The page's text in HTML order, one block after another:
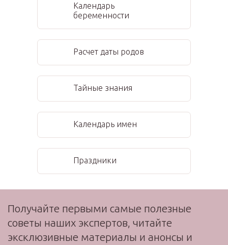
Календарь
беременности
Расчет даты родов
Тайные знания
Календарь имен
Праздники
Получайте первыми самые полезные
советы наших экспертов, читайте
эксклюзивные материалы и анонсы и